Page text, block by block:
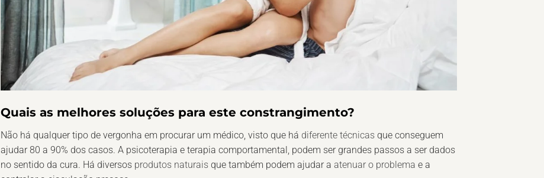
Quais as melhores soluções para este constrangimento?
Não há qualquer tipo de vergonha em procurar um médico, visto que há diferente técnicasque conseguem
ajudar 80 a 90% dos casos. A psicoterapia e terapia comportamental, podem ser grandes passos a ser dados
no sentido da cura. Há diversos produtos naturaisque também podem ajudar a atenuar o problema e a